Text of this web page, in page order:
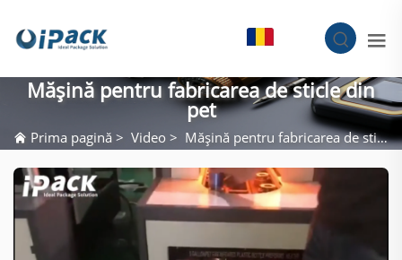
Mășină pentru fabricarea de sticle din
pet
Prima pagină > Video > Mășină pentru fabricarea de sticle din pet